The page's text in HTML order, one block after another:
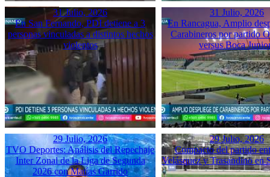
31 Julio, 2026
En San Fernando, PDI detiene a 3
personas vinculadas a distintos hechos
violentos
31 Julio, 2026
En Rancagua, Amplio
Carabineros por partido
versus Boca
29 Julio, 2026
TVO Deportes: Análisis del Repechaje
Inter Zonal de la Liga de Segunda
2026 con Matías Garrido
29 Julio, 2026
Compacto del partido
Velásquez y Trasandino en